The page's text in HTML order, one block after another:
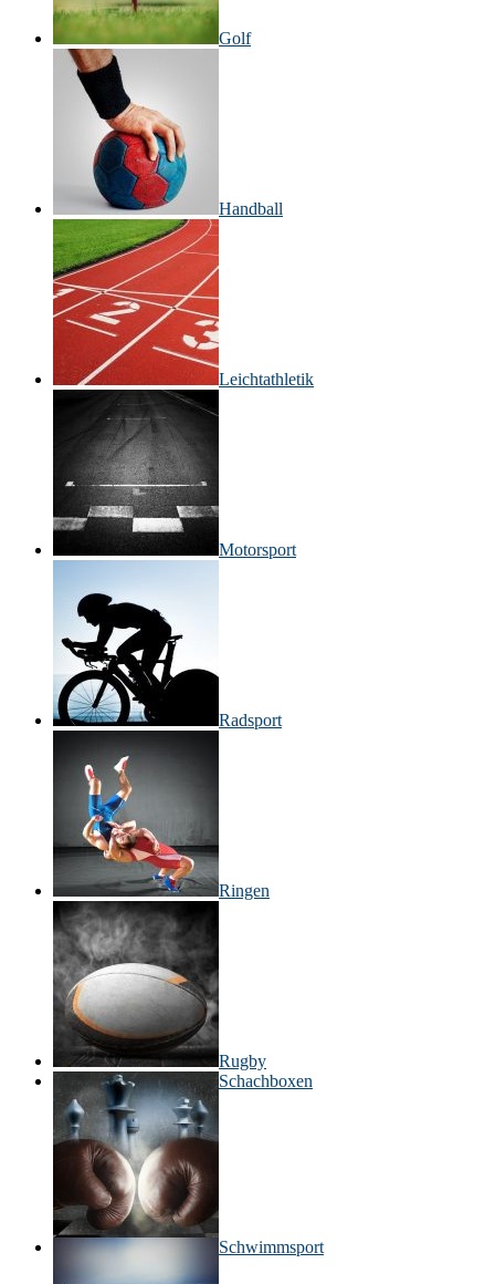
Golf
Handball
Leichtathletik
Motorsport
Radsport
Ringen
Rugby
Schachboxen
Schwimmsport